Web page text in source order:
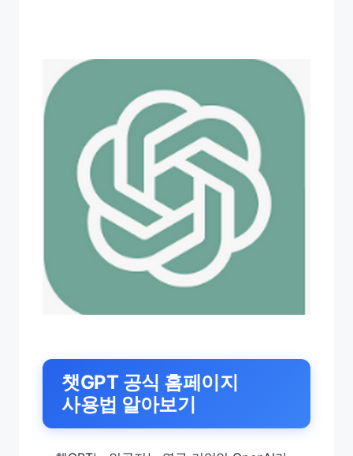
챗GPT 공식 홈페이지
사용법 알아보기